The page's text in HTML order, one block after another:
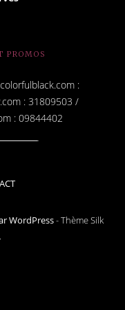
PROMOS
:
: 31809503 /
: 09844402
WordPress-Thème Silk
.